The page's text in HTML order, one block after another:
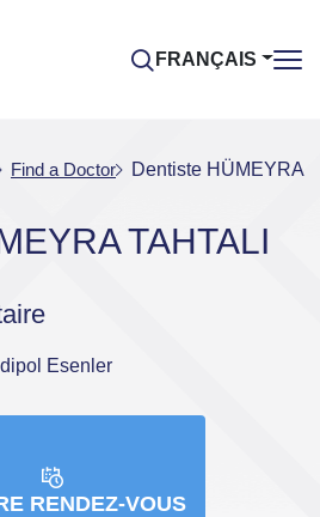
FRANÇAIS
Find a Doctor Dentiste HÜMEYRA
TAHTALI
Esenler
RENDEZ-VOUS